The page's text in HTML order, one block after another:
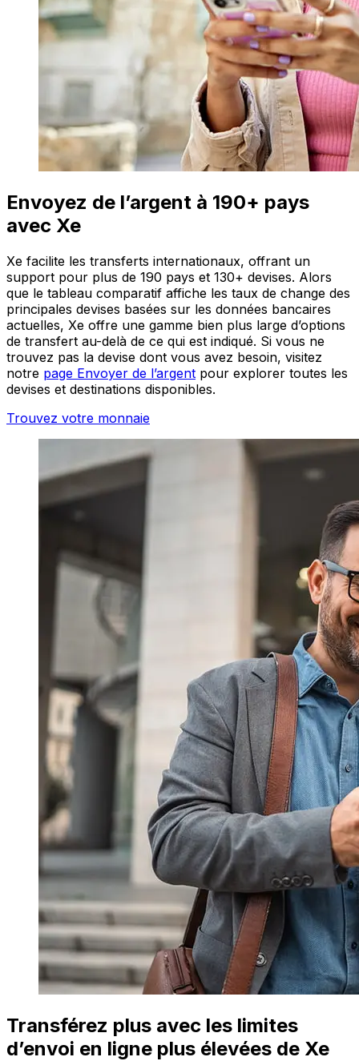
Envoyez de l’argent à 190+ pays
avec Xe
Xe facilite les transferts internationaux, offrant un
support pour plus de 190 pays et 130+ devises. Alors
que le tableau comparatif affiche les taux de change des
principales devises basées sur les données bancaires
actuelles, Xe offre une gamme bien plus large d’options
de transfert au-delà de ce qui est indiqué. Si vous ne
trouvez pas la devise dont vous avez besoin, visitez
notre page Envoyer de l’argent pour explorer toutes les
devises et destinations disponibles.
Trouvez votre monnaie
Transférez plus avec les limites
d’envoi en ligne plus élevées de Xe